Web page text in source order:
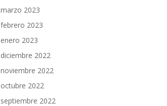
marzo 2023
febrero 2023
enero 2023
diciembre 2022
noviembre 2022
octubre 2022
septiembre 2022